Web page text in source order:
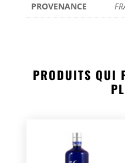
PROVENANCE
PRODUITS QUI